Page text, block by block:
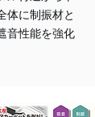
体に制振材と
音性能を強化